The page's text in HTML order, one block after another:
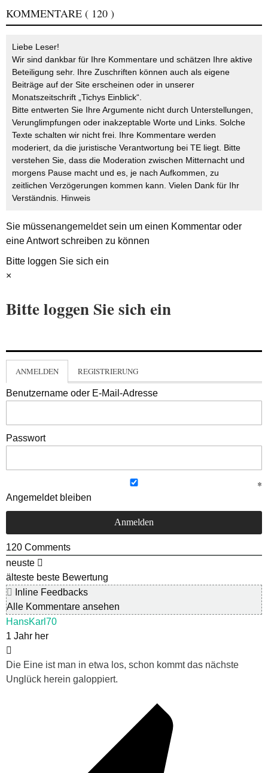
KOMMENTARE ( 120 )
Liebe Leser!
Wir sind dankbar für Ihre Kommentare und schätzen Ihre aktive
Beteiligung sehr. Ihre Zuschriften können auch als eigene
Beiträge auf der Site erscheinen oder in unserer
Monatszeitschrift „Tichys Einblick“.
Bitte entwerten Sie Ihre Argumente nicht durch Unterstellungen,
Verunglimpfungen oder inakzeptable Worte und Links. Solche
Texte schalten wir nicht frei. Ihre Kommentare werden
moderiert, da die juristische Verantwortung bei TE liegt. Bitte
verstehen Sie, dass die Moderation zwischen Mitternacht und
morgens Pause macht und es, je nach Aufkommen, zu
zeitlichen Verzögerungen kommen kann. Vielen Dank für Ihr
Verständnis. Hinweis
Sie müssenangemeldetsein um einen Kommentar oder
eine Antwort schreiben zu können
Bitte loggen Sie sich ein
×
Bitte loggen Sie sich ein
ANMELDEN REGISTRIERUNG
Benutzername oder E-Mail-Adresse
Passwort
Angemeldet bleiben
120 Comments
neuste
älteste beste Bewertung
Inline Feedbacks
Alle Kommentare ansehen
HansKarl70
1 Jahr her
Die Eine ist man in etwa los, schon kommt das nächste
Unglück herein galoppiert.